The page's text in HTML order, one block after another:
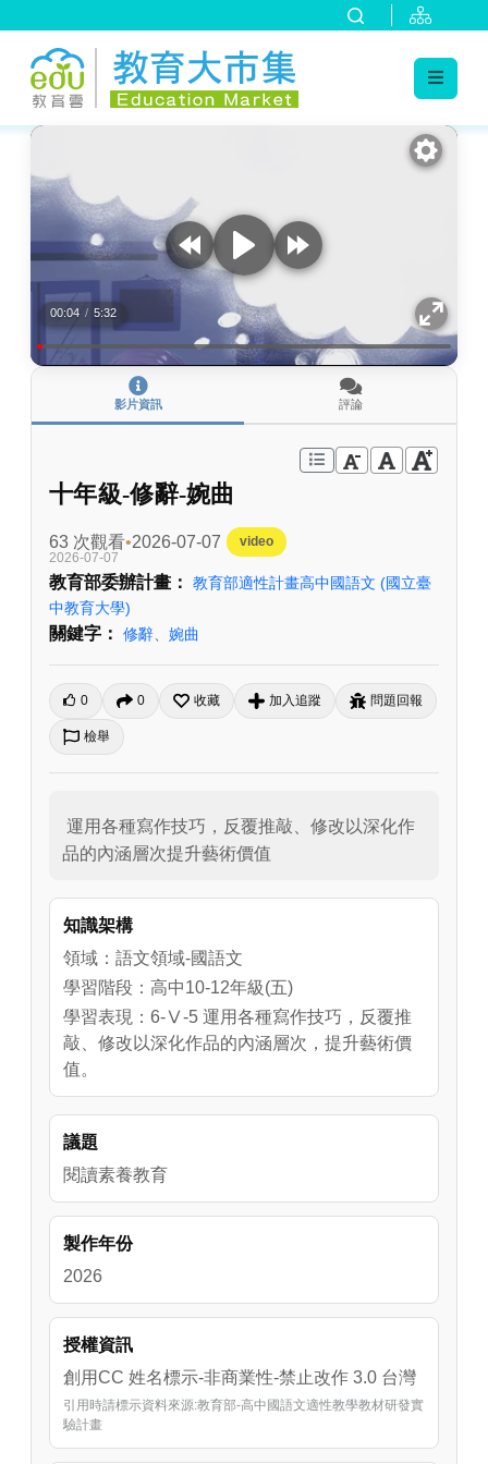
:::
00:04 / 5:32
影片資訊 評論
十年級-修辭-婉曲
63 次觀看 2026-07-07
video
2026-07-07
教育部委辦計畫： 教育部適性計畫高中國語文 (國立臺
中教育大學)
關鍵字： 修辭 婉曲
0 0 收藏 加入追蹤 問題回報
檢舉
運用各種寫作技巧，反覆推敲、修改以深化作
品的內涵層次提升藝術價值
知識架構
領域：語文領域-國語文
學習階段：高中10-12年級(五)
學習表現：6-Ⅴ-5 運用各種寫作技巧，反覆推
敲、修改以深化作品的內涵層次，提升藝術價
值。
議題
閱讀素養教育
製作年份
2026
授權資訊
創用CC 姓名標示-非商業性-禁止改作 3.0 台灣
引用時請標示資料來源:教育部-高中國語文適性教學教材研發實
驗計畫